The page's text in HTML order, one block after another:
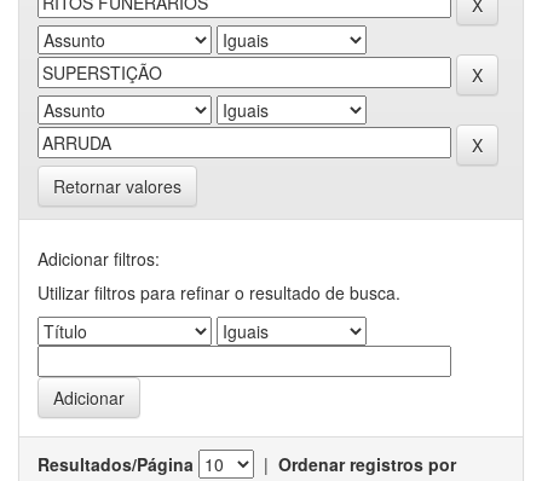
Retornar valores
Adicionar filtros:
Utilizar filtros para refinar o resultado de busca.
Resultados/Página | Ordenar registros por